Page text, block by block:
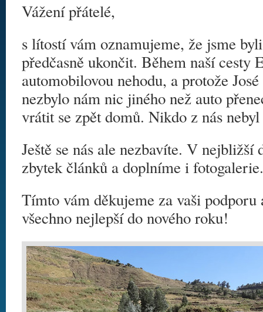
Vážení přátelé,
s lítostí vám oznamujeme, že jsme
předčasně ukončit. Během naší cesty
automobilovou nehodu, a protože
nezbylo nám nic jiného než auto
vrátit se zpět domů. Nikdo z nás
Ještě se nás ale nezbavíte. V nejbližší
zbytek článků a doplníme i fotogalerie.
Tímto vám děkujeme za vaši podporu
všechno nejlepší do nového roku!